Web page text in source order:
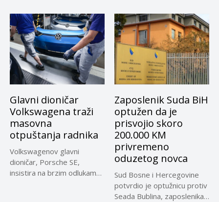
Glavni dioničar
Volkswagena traži
masovna
otpuštanja radnika
Volkswagenov glavni
dioničar, Porsche SE,
insistira na brzim odlukama
Zaposlenik Suda BiH
optužen da je
prisvojio skoro
200.000 KM
privremeno
oduzetog novca
Sud Bosne i Hercegovine
potvrdio je optužnicu protiv
Seada Bublina, zaposlenika